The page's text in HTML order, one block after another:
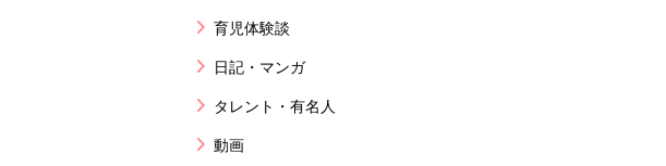
育児体験談
日記・マンガ
タレント・有名人
動画